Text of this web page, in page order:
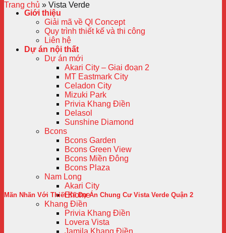
Giới thiệu
Giải mã về QI Concept
Quy trình thiết kế và thi công
Liên hệ
Dự án nội thất
Dự án mới
Akari City – Giai đoạn 2
MT Eastmark City
Celadon City
Mizuki Park
Privia Khang Điền
Delasol
Sunshine Diamond
Bcons
Bcons Garden
Bcons Green View
Bcons Miền Đông
Bcons Plaza
Nam Long
Akari City
Ehome
Khang Điền
Privia Khang Điền
Lovera Vista
Jamila Khang Điền
Trang chủ » Vista Verde
Mãn Nhãn Với Thiết Kế Dự Án Chung Cư Vista Verde Quận 2